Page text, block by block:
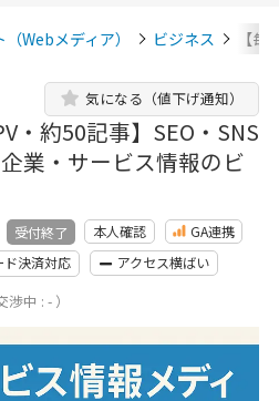
Webメディア） ビジネス 【
・約50記事】SEO・SNS
業・サービス情報のビ
気になる（値下げ通知）
受付終了 本人確認
GA連携
ド決済対応 アクセス横ばい
渉中 : - ）